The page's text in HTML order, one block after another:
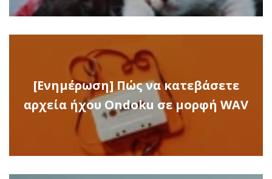
[Ενημέρωση] Πώς να κατεβάσετε
αρχεία ήχου Ondoku σε μορφή WAV